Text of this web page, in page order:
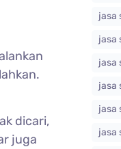
dicari,
juga
jasa
jasa
jasa
jasa
jasa
jasa